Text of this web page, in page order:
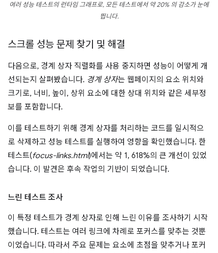
여러 성능 테스트의 런타임 그래프로, 모든 테스트에서 약 20% 의 감소가 눈에
띕니다.
스크롤 성능 문제 찾기 및 해결
다음으로, 경계 상자 직렬화를 사용 중지하면 성능이 어떻게 개
선되는지 살펴봤습니다. 경계 상자는 웹페이지의 요소 위치와
크기로, 너비, 높이, 상위 요소에 대한 상대 위치와 같은 세부정
보를 포함합니다.
이를 테스트하기 위해 경계 상자를 처리하는 코드를 일시적으
로 삭제하고 성능 테스트를 실행하여 영향을 확인했습니다. 한
테스트(focus-links.html)에서는 약 1, 618%의 큰 개선이 있었
습니다. 이 발견은 후속 작업의 기반이 되었습니다.
느린 테스트 조사
이 특정 테스트가 경계 상자로 인해 느린 이유를 조사하기 시작
했습니다. 테스트는 여러 링크에 차례로 포커스를 맞추는 것뿐
이었습니다. 따라서 주요 문제는 요소에 초점을 맞추거나 포커